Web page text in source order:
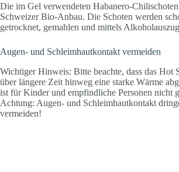
Die im Gel verwendeten Habanero-Chilischoten
Schweizer Bio-Anbau. Die Schoten werden
getrocknet, gemahlen und mittels
Augen- und Schleimhautkontakt vermeiden
Wichtiger Hinweis: Bitte beachte, dass das Hot
über längere Zeit hinweg eine starke Wärme
ist für Kinder und empfindliche Personen nicht
Achtung: Augen- und Schleimhautkontakt
vermeiden!